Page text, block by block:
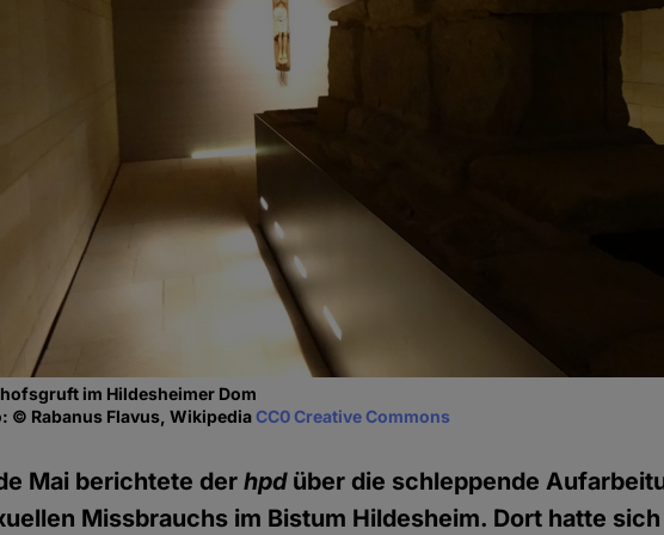
im Hildesheimer Dom
© Rabanus Flavus, WikipediaCC0 Creative Commons
Mai berichtete derhpdüber die schleppende
Missbrauchs im Bistum Hildesheim. Dort hatte